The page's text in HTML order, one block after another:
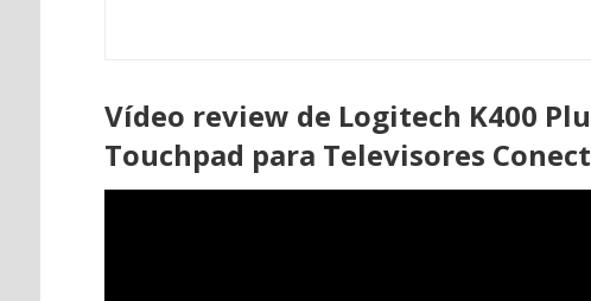
Vídeo review de Logitech K400
Touchpad para Televisores